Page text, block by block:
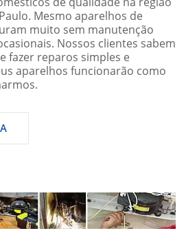
Mesmo aparelhos de
muito sem manutenção
Nossos clientes sabem
fazer reparos simples e
aparelhos funcionarão como